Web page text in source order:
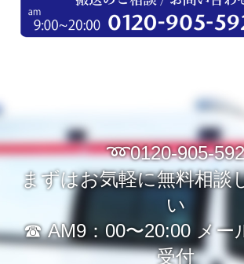
➿0120-905-592
まずはお気軽に無料相談
い
☎︎ AM9：00〜20:00 メー
受付